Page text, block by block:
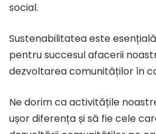
social.
Sustenabilitatea este
pentru succesul afacerii
dezvoltarea comunităților în
Ne dorim ca activitățile
ușor diferența și să fie cele